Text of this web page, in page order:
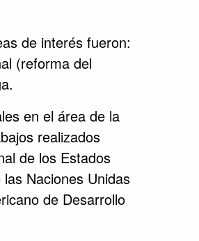
de interés fueron:
(reforma del
en el área de la
realizados
de los Estados
Naciones Unidas
de Desarrollo